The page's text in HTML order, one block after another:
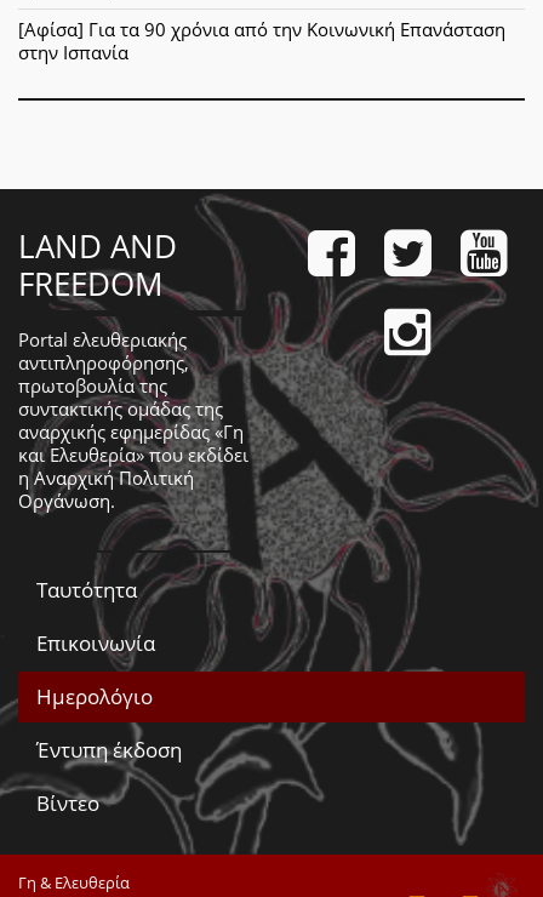
[Αφίσα] Για τα 90 χρόνια από την Κοινωνική Επανάσταση
στην Ισπανία
LAND AND
FREEDOM
Portal ελευθεριακής
αντιπληροφόρησης,
πρωτοβουλία της
συντακτικής ομάδας της
αναρχικής εφημερίδας «Γη
και Ελευθερία» που εκδίδει
ηΑναρχική Πολιτική
Οργάνωση.
Ταυτότητα
Επικοινωνία
Ημερολόγιο
Έντυπη έκδοση
Βίντεο
Γη & Ελευθερία